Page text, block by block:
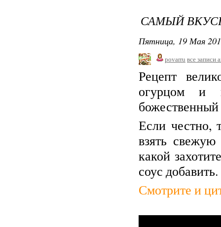
САМЫЙ
Пятница, 19 Мая
povarru все записи
Рецепт
огурцом и
Если честно,
взять
какой
соус добавить.
Смотрите и